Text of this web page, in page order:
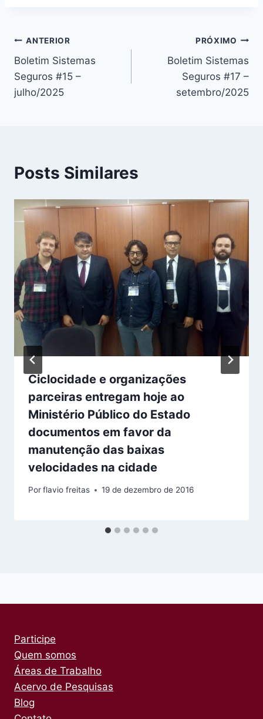
Navegação
de
Post
ANTERIOR
Boletim Sistemas
Seguros #15 –
julho/2025
PRÓXIMO
Boletim Sistemas
Seguros #17 –
setembro/2025
Posts Similares
Ciclocidade e organizações
parceiras entregam hoje ao
Ministério Público do Estado
documentos em favor da
manutenção das baixas
velocidades na cidade
Porflavio freitas 19 de dezembro de 2016
Participe
Quem somos
Áreas de Trabalho
Acervo de Pesquisas
Blog